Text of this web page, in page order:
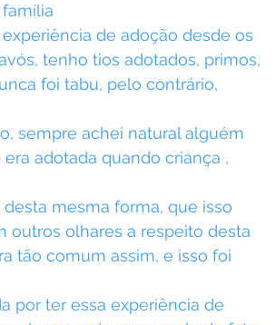
de adoção desde os
tenho tios adotados, primos,
foi tabu, pelo contrário,
sempre achei natural alguém
adotada quando criança ,
mesma forma, que isso
outros olhares a respeito desta
tão comum assim, e isso foi
por ter essa experiência de